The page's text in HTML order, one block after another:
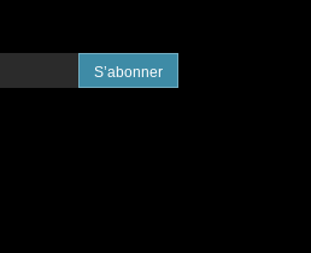
S’abonner